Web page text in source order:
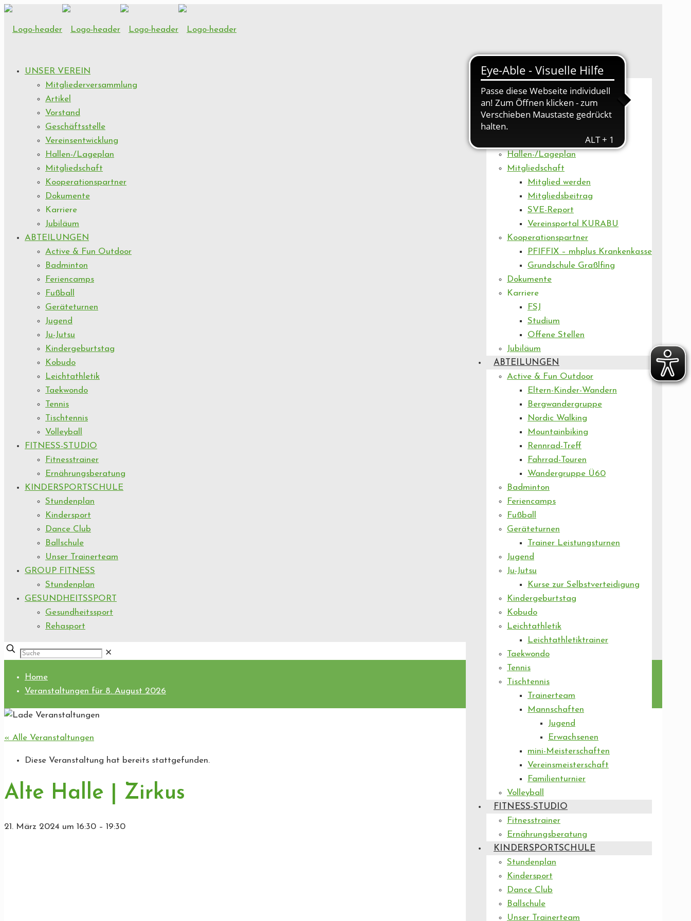
UNSER VEREIN
Artikel
Vorstand
Geschäftsstelle
Hallen-/Lageplan
Mitgliedschaft
Mitglied werden
Mitgliedsbeitrag
SVE-Report
Vereinsportal KURABU
Kooperationspartner
PFIFFIX – mhplus Krankenkasse
Grundschule Graßlfing
Dokumente
Karriere
FSJ
Studium
Offene Stellen
Jubiläum
ABTEILUNGEN
Active & Fun Outdoor
Eltern-Kinder-Wandern
Bergwandergruppe
Nordic Walking
Mountainbiking
Rennrad-Treff
Fahrrad-Touren
Wandergruppe Ü60
Badminton
Feriencamps
Fußball
Geräteturnen
Trainer Leistungsturnen
Jugend
Ju-Jutsu
Kurse zur Selbstverteidigung
Kindergeburtstag
Kobudo
Leichtathletik
Leichtathletiktrainer
Taekwondo
Tennis
Tischtennis
Trainerteam
Mannschaften
Jugend
Erwachsenen
mini-Meisterschaften
Vereinsmeisterschaft
Familienturnier
Volleyball
FITNESS-STUDIO
Fitnesstrainer
Ernährungsberatung
KINDERSPORTSCHULE
Stundenplan
Kindersport
Dance Club
Ballschule
Unser Trainerteam
UNSER VEREIN
Mitgliederversammlung
Artikel
Vorstand
Geschäftsstelle
Vereinsentwicklung
Hallen-/Lageplan
Mitgliedschaft
Kooperationspartner
Dokumente
Karriere
Jubiläum
ABTEILUNGEN
Active & Fun Outdoor
Badminton
Feriencamps
Fußball
Geräteturnen
Jugend
Ju-Jutsu
Kindergeburtstag
Kobudo
Leichtathletik
Taekwondo
Tennis
Tischtennis
Volleyball
FITNESS-STUDIO
Fitnesstrainer
Ernährungsberatung
KINDERSPORTSCHULE
Stundenplan
Kindersport
Dance Club
Ballschule
Unser Trainerteam
GROUP FITNESS
Stundenplan
GESUNDHEITSSPORT
Gesundheitssport
Rehasport
✕
Home
Veranstaltungen für 8. August 2026
« Alle Veranstaltungen
Diese Veranstaltung hat bereits stattgefunden.
Alte Halle | Zirkus
21. März 2024 um 16:30 – 19:30